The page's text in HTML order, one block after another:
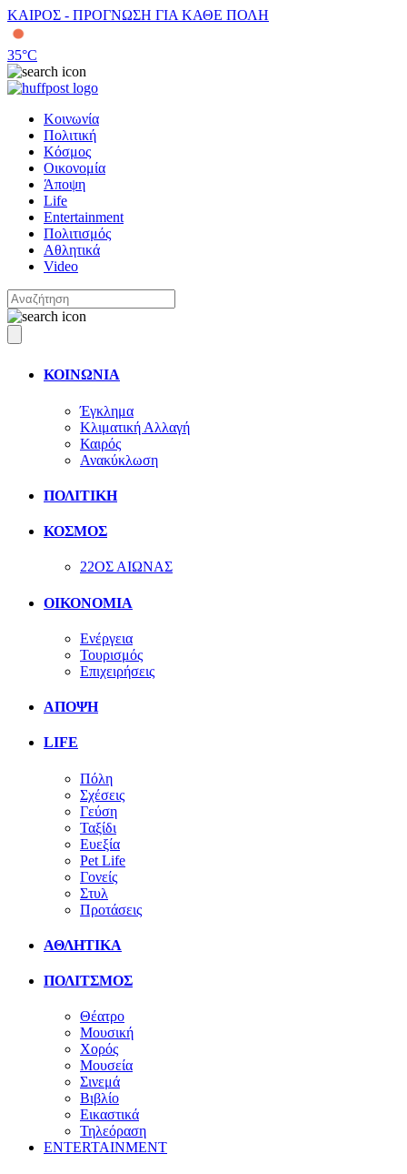
ΚΑΙΡΟΣ - ΠΡΟΓΝΩΣΗ ΓΙΑ ΚΑΘΕ ΠΟΛΗ
35°C
Κοινωνία
Πολιτική
Κόσμος
Οικονομία
Άποψη
Life
Entertainment
Πολιτισμός
Αθλητικά
Video
ΚΟΙΝΩΝΙΑ
Έγκλημα
Κλιματική Αλλαγή
Καιρός
Ανακύκλωση
ΠΟΛΙΤΙΚΗ
ΚΟΣΜΟΣ
22ΟΣ ΑΙΩΝΑΣ
ΟΙΚΟΝΟΜΙΑ
Ενέργεια
Τουρισμός
Επιχειρήσεις
ΑΠΟΨΗ
LIFE
Πόλη
Σχέσεις
Γεύση
Ταξίδι
Ευεξία
Pet Life
Γονείς
Στυλ
Προτάσεις
ΑΘΛΗΤΙΚΑ
ΠΟΛΙΤΣΜΟΣ
Θέατρο
Μουσική
Χορός
Μουσεία
Σινεμά
Βιβλίο
Εικαστικά
Τηλεόραση
ENTERTAINMENT